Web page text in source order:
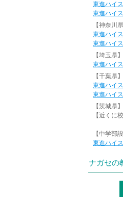
東進ハイ
東進ハイ
【神奈川県
東進ハイ
東進ハイ
【埼玉県】
東進ハイ
【千葉県】
東進ハイ
東進ハイ
【茨城県】
【近くに
【中学部
東進ハイ
ナガセの